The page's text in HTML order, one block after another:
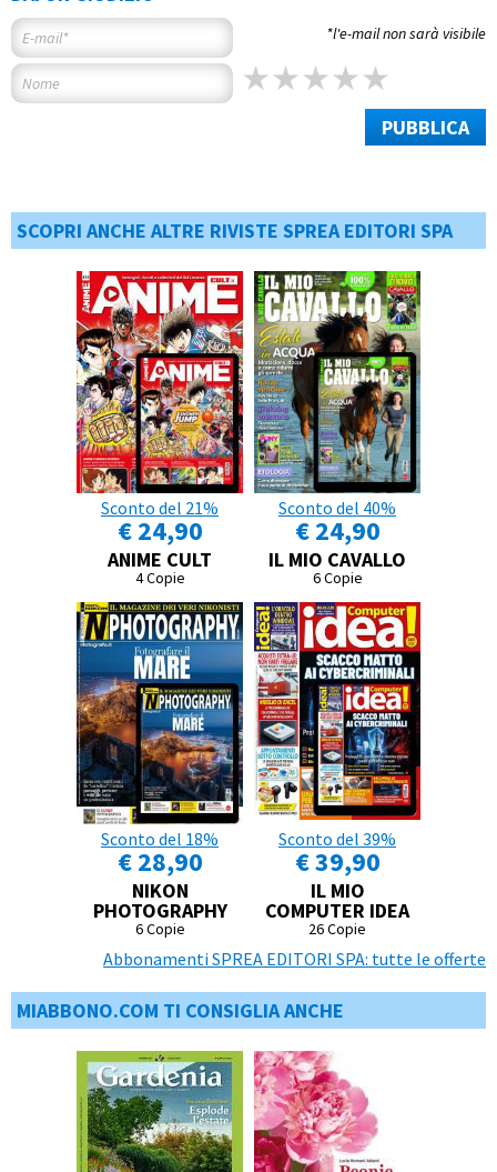
*l'e-mail non sarà visibile
PUBBLICA
SCOPRI ANCHE ALTRE RIVISTE SPREA EDITORI SPA
Sconto del 21%
€ 24,90
ANIME CULT
4 Copie
Sconto del 40%
€ 24,90
IL MIO CAVALLO
6 Copie
Sconto del 18%
€ 28,90
NIKON
PHOTOGRAPHY
6 Copie
Sconto del 39%
€ 39,90
IL MIO
COMPUTER IDEA
26 Copie
Abbonamenti SPREA EDITORI SPA: tutte le offerte
MIABBONO.COM TI CONSIGLIA ANCHE